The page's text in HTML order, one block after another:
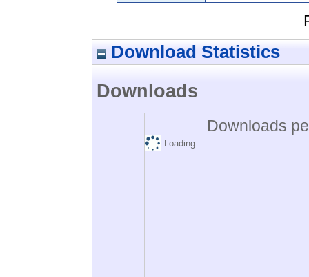
Download Statistics
Downloads
Downloads
Loading...